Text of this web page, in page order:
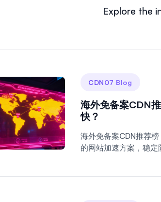
Explore the
CDN07 Blog
海外免备案CDN
快？
海外免备案CDN推荐
的网站加速方案，稳